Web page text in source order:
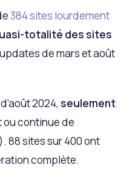
384 sites lourdement
totalité des sites
de mars et août
2024, seulement
ou continue de
). 88 sites sur 400 ont
complète.